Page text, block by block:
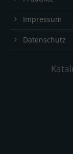
Impressum
Datenschutz